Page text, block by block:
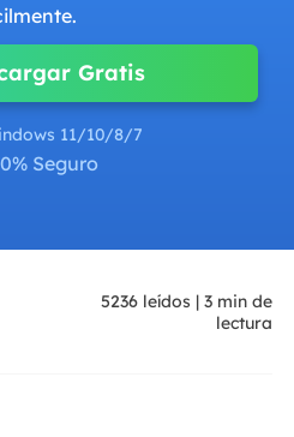
Gratis
11/10/8/7
Seguro
5236 leídos |3 min de
lectura